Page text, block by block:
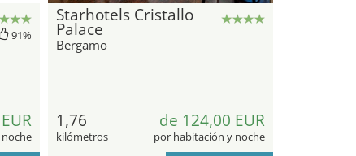
91%
Starhotels Cristallo
Palace
Bergamo
1,76
kilómetros
de 124,00 EUR
por habitación y noche